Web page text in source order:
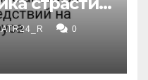
на
0